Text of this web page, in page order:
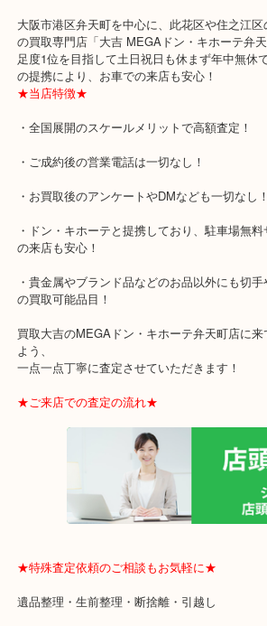
此花区からお越しのお客様より洋酒
超有名ブランドですが、お酒を飲まない
ているブランドと言った方が分かるかもし